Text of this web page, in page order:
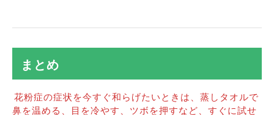
まとめ
花粉症の症状を今すぐ和らげたいときは、蒸しタオルで
鼻を温める、目を冷やす、ツボを押すなど、すぐに試せ